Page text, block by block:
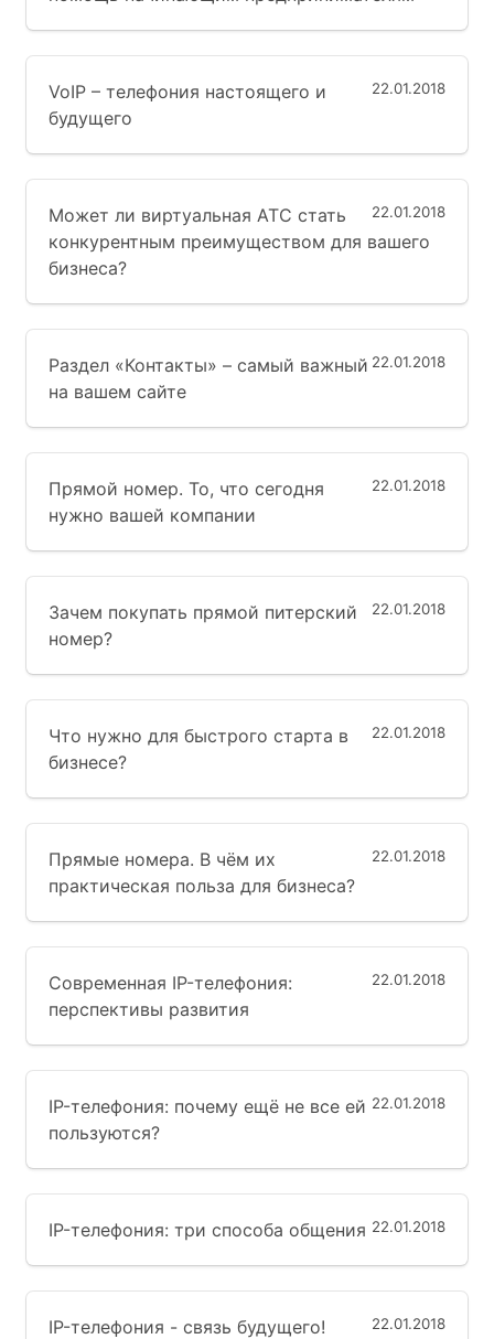
22.01.2018
VoIP – телефония настоящего и
будущего
22.01.2018
Может ли виртуальная АТС стать
конкурентным преимуществом для вашего
бизнеса?
22.01.2018
Раздел «Контакты» – самый важный
на вашем сайте
22.01.2018
Прямой номер. То, что сегодня
нужно вашей компании
22.01.2018
Зачем покупать прямой питерский
номер?
22.01.2018
Что нужно для быстрого старта в
бизнесе?
22.01.2018
Прямые номера. В чём их
практическая польза для бизнеса?
22.01.2018
Современная IP-телефония:
перспективы развития
22.01.2018
IP-телефония: почему ещё не все ей
пользуются?
22.01.2018
IP-телефония: три способа общения
22.01.2018
IP-телефония - связь будущего!